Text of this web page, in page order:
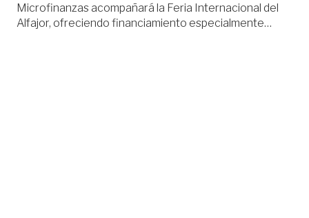
Microfinanzas acompañará la Feria Internacional del
Alfajor, ofreciendo financiamiento especialmente…